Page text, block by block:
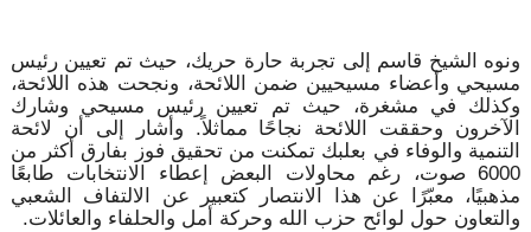
ونوه الشيخ قاسم إلى تجربة حارة حريك، حيث تم تعيين رئيس
مسيحي وأعضاء مسيحيين ضمن اللائحة، ونجحت هذه اللائحة،
وكذلك في مشغرة، حيث تم تعيين رئيس مسيحي وشارك
الآخرون وحققت اللائحة نجاحًا مماثلاً. وأشار إلى أن لائحة
التنمية والوفاء في بعلبك تمكنت من تحقيق فوز بفارق أكثر من
6000 صوت، رغم محاولات البعض إعطاء الانتخابات طابعًا
مذهبيًا، معبّرًا عن هذا الانتصار كتعبير عن الالتفاف الشعبي
والتعاون حول لوائح حزب الله وحركة أمل والحلفاء والعائلات.